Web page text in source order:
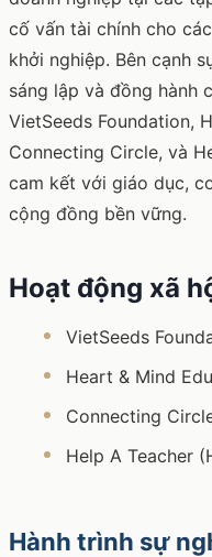
cố vấn tài chính cho
khởi nghiệp. Bên cạnh
sáng lập và đồng hành
VietSeeds Foundation,
Connecting Circle, và
cam kết với giáo dục,
cộng đồng bền vững.
Hoạt động xã
VietSeeds
Heart & Mind
Connecting
Help A Teacher
Hành trình sự